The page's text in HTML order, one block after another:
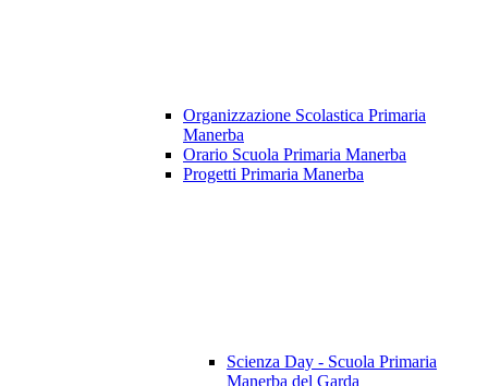
Organizzazione Scolastica Primaria
Manerba
Orario Scuola Primaria Manerba
Progetti Primaria Manerba
Scienza Day - Scuola Primaria
Manerba del Garda